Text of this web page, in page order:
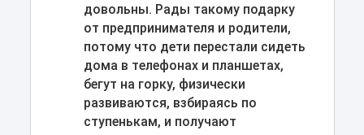
довольны. Рады такому подарку
от предпринимателя и родители,
потому что дети перестали сидеть
дома в телефонах и планшетах,
бегут на горку, физически
развиваются, взбираясь по
ступенькам, и получают